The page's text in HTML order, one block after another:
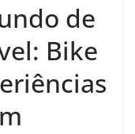
de
Bike